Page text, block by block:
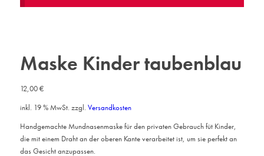
Maske Kinder taubenblau
12,00€
inkl. 19 % MwSt. zzgl. Versandkosten
Handgemachte Mundnasenmaske für den privaten Gebrauch füt Kinder,
die mit einem Draht an der oberen Kante verarbeitet ist, um sie perfekt an
das Gesicht anzupassen.